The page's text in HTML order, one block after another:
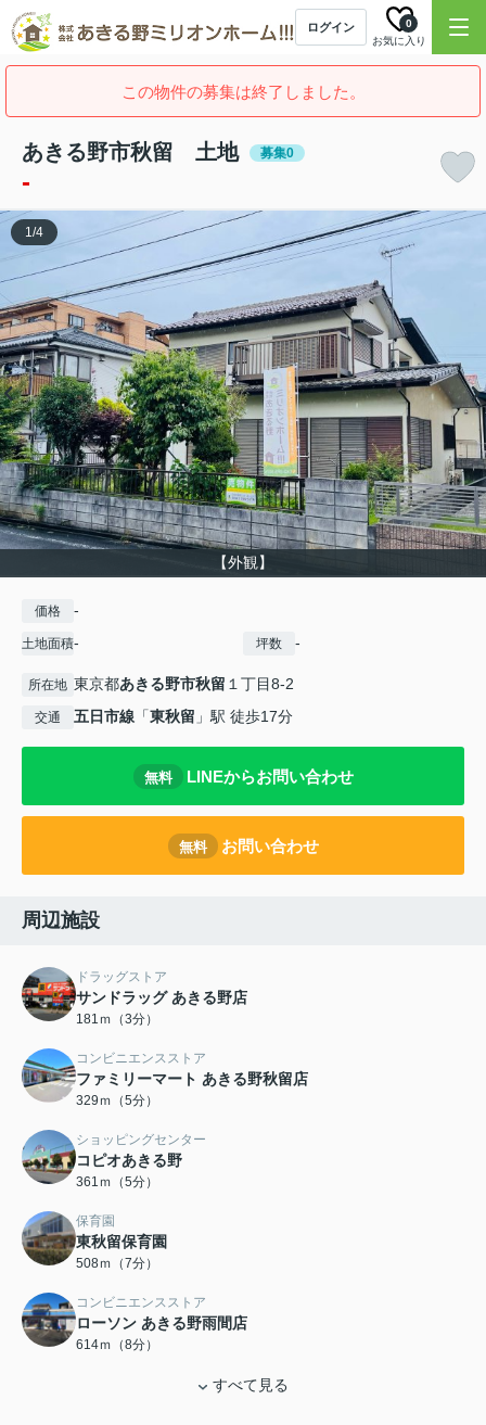
ログイン
お気に入り
0
この物件の募集は終了しました。
あきる野市秋留 土地 募集0
-
【外観】
1/4
価格 -
土地面積- 坪数 -
所在地 東京都あきる野市秋留 １丁目8-2
交通 五日市線 「東秋留 」駅 徒歩17分
無料 LINEからお問い合わせ
無料 お問い合わせ
周辺施設
ドラッグストア
サンドラッグ あきる野店
181ｍ（3分）
コンビニエンスストア
ファミリーマート あきる野秋留店
329ｍ（5分）
ショッピングセンター
コピオあきる野
361ｍ（5分）
保育園
東秋留保育園
508ｍ（7分）
コンビニエンスストア
ローソン あきる野雨間店
614ｍ（8分）
すべて見る